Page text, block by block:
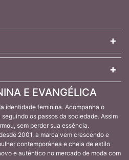
E EVANGÉLICA
identidade feminina. Acompanha o
os passos da sociedade. Assim
sem perder sua essência.
2001, a marca vem crescendo e
contemporânea e cheia de estilo
e autêntico no mercado de moda com